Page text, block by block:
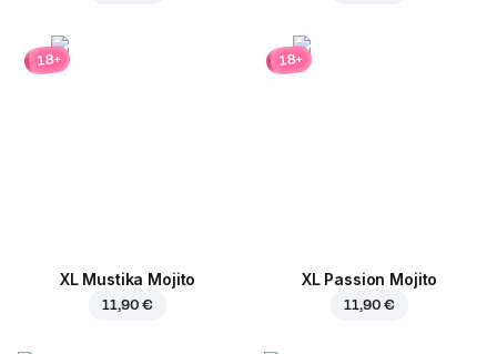
18+
XL Mustika Mojito
11,90 €
18+
XL Passion Mojito
11,90 €